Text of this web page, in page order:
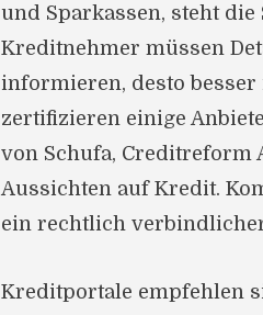
und Sparkassen, steht
Kreditnehmer müssen
informieren, desto
zertifizieren einige
von Schufa, Creditreform
Aussichten auf Kredit.
ein rechtlich
Kreditportale empfehlen